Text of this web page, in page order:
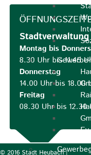
Montag bis
8.30 Uhr bis 11.45
Donnerstag
14.00 Uhr bis 18.00
Freitag
08.30 Uhr bis 12.30
© 2016 Stadt Heubach |